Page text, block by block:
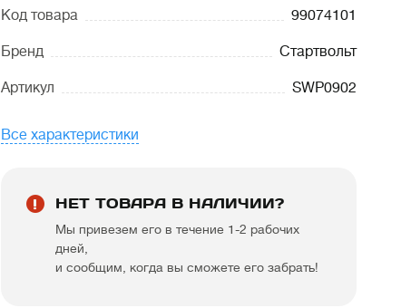
Код товара 99074101
Бренд Стартвольт
Артикул SWP0902
Все характеристики
НЕТ ТОВАРА В НАЛИЧИИ?
Мы привезем его в течение 1-2 рабочих
дней,
и сообщим, когда вы сможете его забрать!